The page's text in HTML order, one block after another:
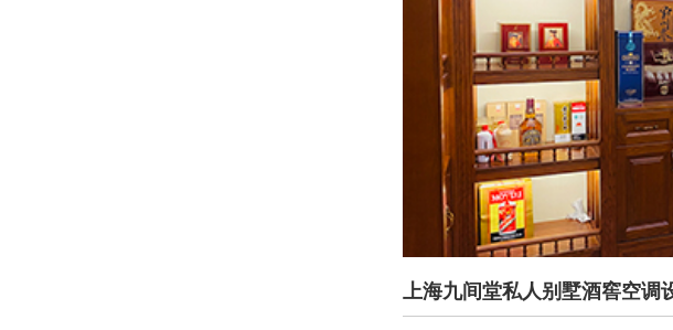
上海九间堂私人别墅酒窖空调